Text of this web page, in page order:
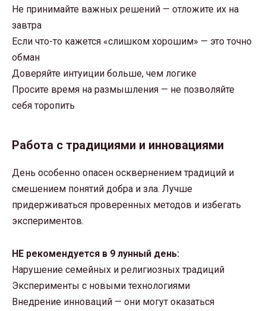
Не принимайте важных решений — отложите их на
завтра
Если что-то кажется «слишком хорошим» — это точно
обман
Доверяйте интуиции больше, чем логике
Просите время на размышления — не позволяйте
себя торопить
Работа с традициями и инновациями
День особенно опасен осквернением традиций и
смешением понятий добра и зла. Лучше
придерживаться проверенных методов и избегать
экспериментов.
НЕ рекомендуется в 9 лунный день:
Нарушение семейных и религиозных традиций
Эксперименты с новыми технологиями
Внедрение инноваций — они могут оказаться